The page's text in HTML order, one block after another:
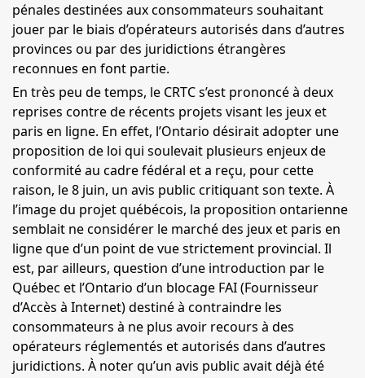
pénales destinées aux consommateurs souhaitant
jouer par le biais d’opérateurs autorisés dans d’autres
provinces ou par des juridictions étrangères
reconnues en font partie.
En très peu de temps, le CRTCs’est prononcé à deux
reprises contre de récents projets visant les jeux et
paris en ligne. En effet, l’Ontario désirait adopter une
proposition de loi qui soulevait plusieurs enjeux de
conformité au cadre fédéral et a reçu, pour cette
raison, le 8 juin, un avis public critiquant son texte. À
l’image du projet québécois, la proposition ontarienne
semblait ne considérer le marché des jeux et paris en
ligne que d’un point de vue strictement provincial. Il
est, par ailleurs, question d’une introduction par le
Québec et l’Ontario d’un blocage FAI(Fournisseur
d’Accès à Internet) destiné à contraindre les
consommateurs à ne plus avoir recours à des
opérateurs réglementés et autorisés dans d’autres
juridictions. À noter qu’un avis public avait déjà été